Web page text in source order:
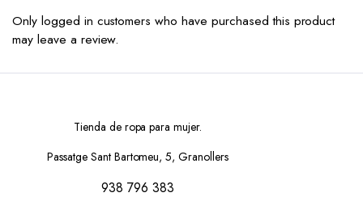
Only logged in customers who have purchased this product
may leave a review.
Tienda de ropa para mujer.
Passatge Sant Bartomeu, 5, Granollers
938 796 383